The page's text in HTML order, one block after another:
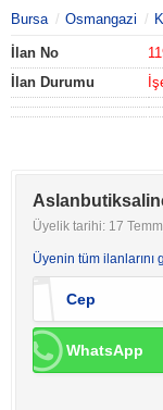
Bursa Osmangazi
İlan No
İlan Durumu
Üyelik tarihi: 17
Üyenin tüm ilanlarını
Cep
WhatsApp